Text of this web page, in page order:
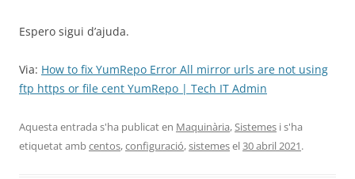
Espero sigui d’ajuda.
Via: How to fix YumRepo Error All mirror urls are not using
ftp https or file cent YumRepo | Tech IT Admin
Aquesta entrada s'ha publicat en Maquinària,Sistemes i s'ha
etiquetat ambcentos,configuració,sistemesel30 abril 2021.